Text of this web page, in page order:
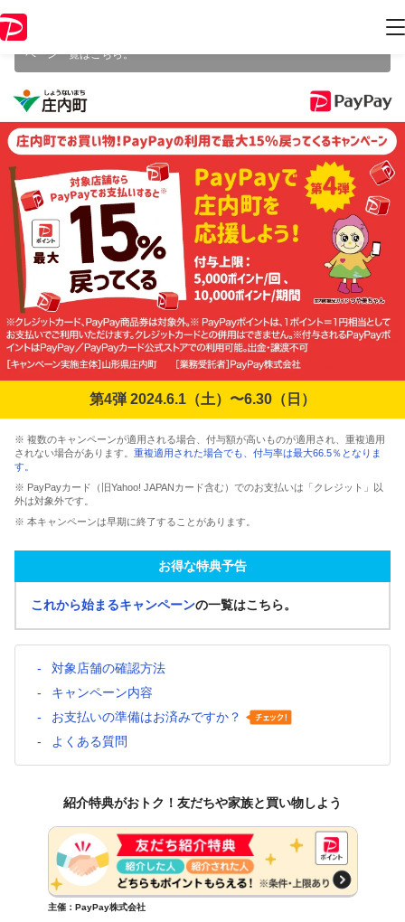
ジ内の情報はキャンペーン終了時点のものになります。
ペーン一覧はこちら。
第4弾 2024.6.1（土）〜6.30（日）
※ 複数のキャンペーンが適用される場合、付与額が高いものが適用され、重複適用
されない場合があります。 重複適用された場合でも、付与率は最大66.5％となりま
す。
※ PayPayカード（旧Yahoo! JAPANカード含む）でのお支払いは「クレジット」以
外は対象外です。
※ 本キャンペーンは早期に終了することがあります。
お得な特典予告
これから始まるキャンペーンの一覧はこちら。
対象店舗の確認方法
キャンペーン内容
お支払いの準備はお済みですか？
よくある質問
紹介特典がおトク！友だちや家族と買い物しよう
主催：PayPay株式会社